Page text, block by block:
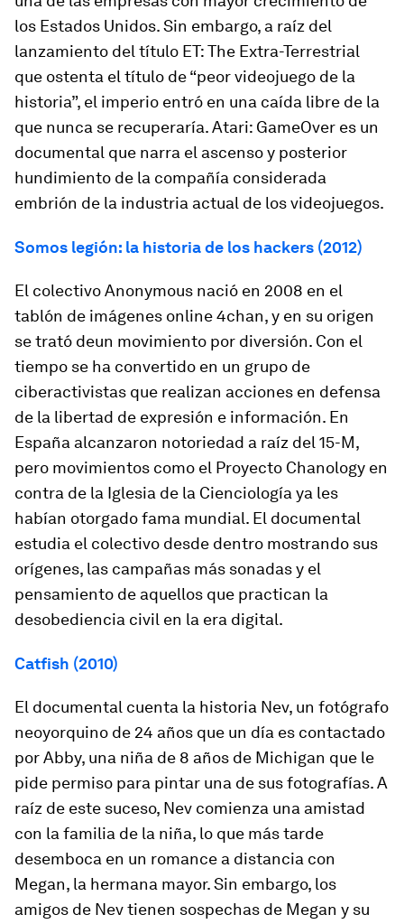
los Estados Unidos. Sin embargo, a raíz del
lanzamiento del título ET: The Extra-Terrestrial
que ostenta el título de “peor videojuego de la
historia”, el imperio entró en una caída libre de la
que nunca se recuperaría.Atari: GameOver es un
documental que narra el ascenso y posterior
hundimiento de la compañía considerada
embrión de la industria actual de los videojuegos.
Somos legión: la historia de los hackers (2012)
El colectivoAnonymous nació en 2008 en el
tablón de imágenes online4chan,y en su origen
se trató deun movimiento por diversión. Con el
tiempo se ha convertido en un grupo de
ciberactivistas que realizan acciones en defensa
de la libertad de expresión e información. En
España alcanzaron notoriedad a raíz del 15-M,
pero movimientos como el Proyecto Chanology en
contra de la Iglesia de la Cienciología ya les
habían otorgado fama mundial. El documental
estudia el colectivo desde dentro mostrando sus
orígenes, las campañas más sonadas y el
pensamiento de aquellos que practican la
desobediencia civil en la era digital.
Catfish (2010)
El documental cuenta la historia Nev, un fotógrafo
neoyorquino de 24 años que un día es contactado
por Abby, una niña de 8 años de Michigan que le
pide permiso para pintar una de sus fotografías. A
raíz de este suceso, Nev comienza una amistad
con la familia de la niña, lo que más tarde
desemboca en un romance a distancia con
Megan, la hermana mayor. Sin embargo, los
amigos de Nev tienen sospechas de Megan y su